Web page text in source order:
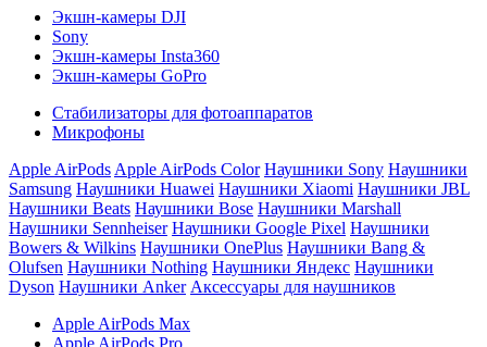
Экшн-камеры DJI
Sony
Экшн-камеры Insta360
Экшн-камеры GoPro
Стабилизаторы для фотоаппаратов
Микрофоны
Apple AirPods Apple AirPods Color Наушники Sony Наушники
Samsung Наушники Huawei Наушники Xiaomi Наушники JBL
Наушники Beats Наушники Bose Наушники Marshall
Наушники Sennheiser Наушники Google Pixel Наушники
Bowers & Wilkins Наушники OnePlus Наушники Bang &
Olufsen Наушники Nothing Наушники Яндекс Наушники
Dyson Наушники Anker Аксессуары для наушников
Apple AirPods Max
Apple AirPods Pro